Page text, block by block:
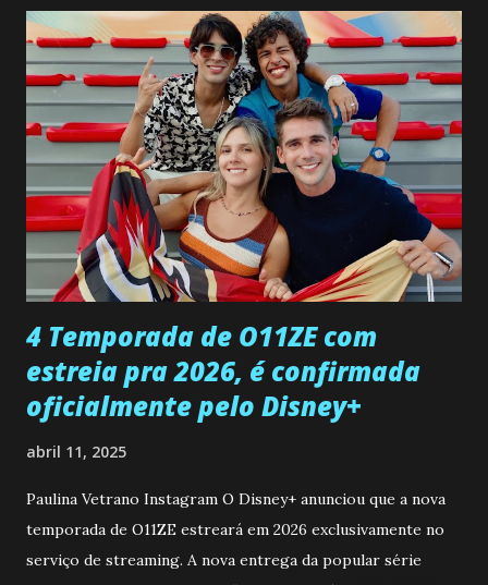
confessa a Gabriel que ele demonstrou ser o tipo de
pessoa que ela tanto desejou durante toda a vida. Camila
entra no quarto de Gabriel e imagina como seria o
encontro deles, quando conseguir seduzi-lo. Manuel avisa a
Paula sobre a suposta infidelidade de Gabriel com Joana.
Rogerio consegue se livrar de todas as suspeitas pelo
desaparecimento de Francisco, apontando que ele poderia
ter sido vítima da fúria de Gabriel. Artur informa a Gabriel
que a clínica inseminou por engano outra paciente, que está
...
4 Temporada de O11ZE com
estreia pra 2026, é confirmada
oficialmente pelo Disney+
abril 11, 2025
Paulina Vetrano Instagram O Disney+ anunciou que a nova
temporada de O11ZE estreará em 2026 exclusivamente no
serviço de streaming. A nova entrega da popular série